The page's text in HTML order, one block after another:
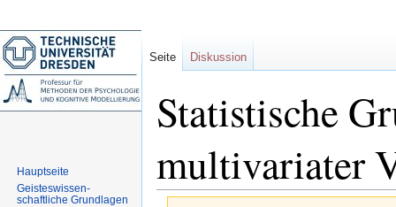
Statistische
multivariater
Seite Diskussion
Hauptseite
Geisteswissen-
schaftliche Grundlagen